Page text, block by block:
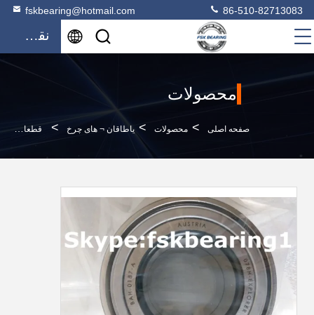
fskbearing@hotmail.com 86-510-82713083
نقل قول
محصولات
صفحه اصلی > محصولات > یاطاقان ¬ های چرخ > قطعات یدکی اتومبیل بلبرینگ توپی DAC38710039